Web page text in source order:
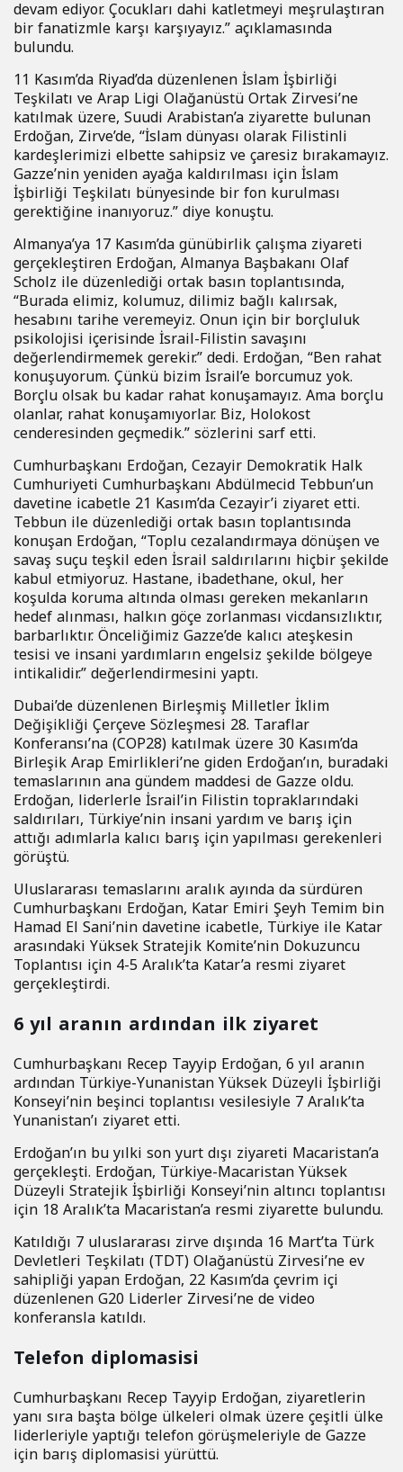
devam ediyor. Çocukları dahi katletmeyi meşrulaştıran
bir fanatizmle karşı karşıyayız.” açıklamasında
bulundu.
11 Kasım’da Riyad’da düzenlenen İslam İşbirliği
Teşkilatı ve Arap Ligi Olağanüstü Ortak Zirvesi’ne
katılmak üzere, Suudi Arabistan’a ziyarette bulunan
Erdoğan, Zirve’de, “İslam dünyası olarak Filistinli
kardeşlerimizi elbette sahipsiz ve çaresiz bırakamayız.
Gazze’nin yeniden ayağa kaldırılması için İslam
İşbirliği Teşkilatı bünyesinde bir fon kurulması
gerektiğine inanıyoruz.” diye konuştu.
Almanya’ya 17 Kasım’da günübirlik çalışma ziyareti
gerçekleştiren Erdoğan, Almanya Başbakanı Olaf
Scholz ile düzenlediği ortak basın toplantısında,
“Burada elimiz, kolumuz, dilimiz bağlı kalırsak,
hesabını tarihe veremeyiz. Onun için bir borçluluk
psikolojisi içerisinde İsrail-Filistin savaşını
değerlendirmemek gerekir.” dedi. Erdoğan, “Ben rahat
konuşuyorum. Çünkü bizim İsrail’e borcumuz yok.
Borçlu olsak bu kadar rahat konuşamayız. Ama borçlu
olanlar, rahat konuşamıyorlar. Biz, Holokost
cenderesinden geçmedik.” sözlerini sarf etti.
Cumhurbaşkanı Erdoğan, Cezayir Demokratik Halk
Cumhuriyeti Cumhurbaşkanı Abdülmecid Tebbun’un
davetine icabetle 21 Kasım’da Cezayir’i ziyaret etti.
Tebbun ile düzenlediği ortak basın toplantısında
konuşan Erdoğan, “Toplu cezalandırmaya dönüşen ve
savaş suçu teşkil eden İsrail saldırılarını hiçbir şekilde
kabul etmiyoruz. Hastane, ibadethane, okul, her
koşulda koruma altında olması gereken mekanların
hedef alınması, halkın göçe zorlanması vicdansızlıktır,
barbarlıktır. Önceliğimiz Gazze’de kalıcı ateşkesin
tesisi ve insani yardımların engelsiz şekilde bölgeye
intikalidir.” değerlendirmesini yaptı.
Dubai’de düzenlenen Birleşmiş Milletler İklim
Değişikliği Çerçeve Sözleşmesi 28. Taraflar
Konferansı’na (COP28) katılmak üzere 30 Kasım’da
Birleşik Arap Emirlikleri’ne giden Erdoğan’ın, buradaki
temaslarının ana gündem maddesi de Gazze oldu.
Erdoğan, liderlerle İsrail’in Filistin topraklarındaki
saldırıları, Türkiye’nin insani yardım ve barış için
attığı adımlarla kalıcı barış için yapılması gerekenleri
görüştü.
Uluslararası temaslarını aralık ayında da sürdüren
Cumhurbaşkanı Erdoğan, Katar Emiri Şeyh Temim bin
Hamad El Sani’nin davetine icabetle, Türkiye ile Katar
arasındaki Yüksek Stratejik Komite’nin Dokuzuncu
Toplantısı için 4-5 Aralık’ta Katar’a resmi ziyaret
gerçekleştirdi.
6 yıl aranın ardından ilk ziyaret
Cumhurbaşkanı Recep Tayyip Erdoğan, 6 yıl aranın
ardından Türkiye-Yunanistan Yüksek Düzeyli İşbirliği
Konseyi’nin beşinci toplantısı vesilesiyle 7 Aralık’ta
Yunanistan’ı ziyaret etti.
Erdoğan’ın bu yılki son yurt dışı ziyareti Macaristan’a
gerçekleşti. Erdoğan, Türkiye-Macaristan Yüksek
Düzeyli Stratejik İşbirliği Konseyi’nin altıncı toplantısı
için 18 Aralık’ta Macaristan’a resmi ziyarette bulundu.
Katıldığı 7 uluslararası zirve dışında 16 Mart’ta Türk
Devletleri Teşkilatı (TDT) Olağanüstü Zirvesi’ne ev
sahipliği yapan Erdoğan, 22 Kasım’da çevrim içi
düzenlenen G20 Liderler Zirvesi’ne de video
konferansla katıldı.
Telefon diplomasisi
Cumhurbaşkanı Recep Tayyip Erdoğan, ziyaretlerin
yanı sıra başta bölge ülkeleri olmak üzere çeşitli ülke
liderleriyle yaptığı telefon görüşmeleriyle de Gazze
için barış diplomasisi yürüttü.